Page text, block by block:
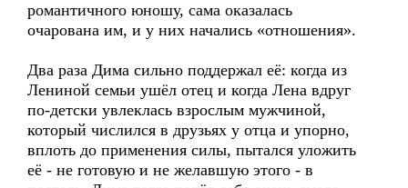
романтичного юношу, сама оказалась
очарована им, и у них начались «отношения».
Два раза Дима сильно поддержал её: когда из
Лениной семьи ушёл отец и когда Лена вдруг
по-детски увлеклась взрослым мужчиной,
который числился в друзьях у отца и упорно,
вплоть до применения силы, пытался уложить
её - не готовую и не желавшую этого - в